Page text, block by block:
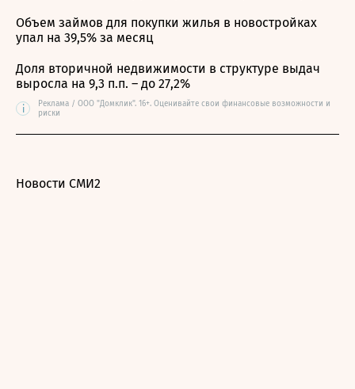
Объем займов для покупки жилья в новостройках
упал на 39,5% за месяц
Доля вторичной недвижимости в структуре выдач
выросла на 9,3 п.п. – до 27,2%
i
Реклама / ООО "Домклик". 16+. Оценивайте свои финансовые возможности и
риски
Новости СМИ2